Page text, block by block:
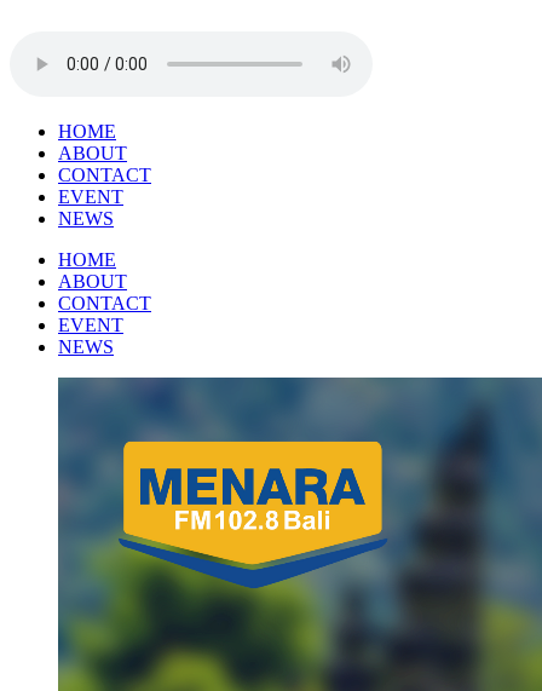
HOME
ABOUT
CONTACT
EVENT
NEWS
HOME
ABOUT
CONTACT
EVENT
NEWS